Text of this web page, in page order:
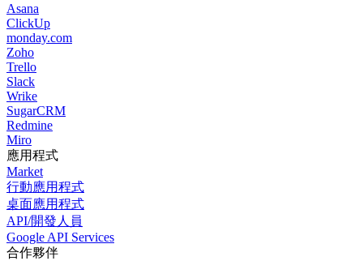
Asana
ClickUp
monday.com
Zoho
Trello
Slack
Wrike
SugarCRM
Redmine
Miro
應用程式
Market
行動應用程式
桌面應用程式
API/開發人員
Google API Services
合作夥伴